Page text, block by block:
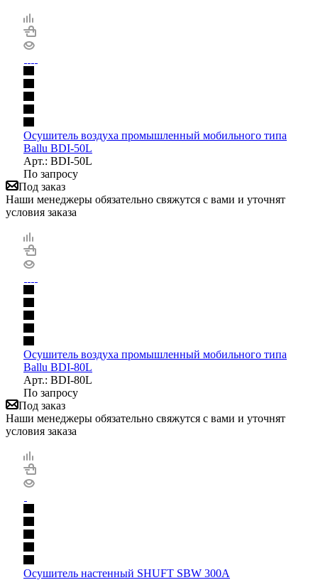
Осушитель воздуха промышленный мобильного типа
Ballu BDI-50L
Арт.: BDI-50L
По запросу
Под заказ
Наши менеджеры обязательно свяжутся с вами и уточнят
условия заказа
Осушитель воздуха промышленный мобильного типа
Ballu BDI-80L
Арт.: BDI-80L
По запросу
Под заказ
Наши менеджеры обязательно свяжутся с вами и уточнят
условия заказа
Осушитель настенный SHUFT SBW 300A